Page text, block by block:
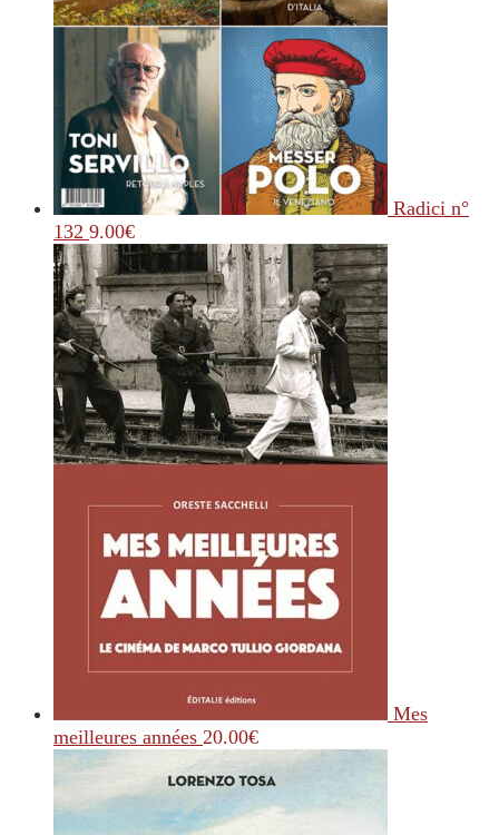
Radici n°
132 9.00€
Mes
meilleures années 20.00€